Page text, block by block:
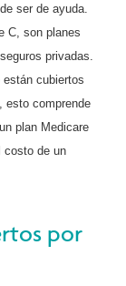
ser de ayuda.
C, son planes
privadas.
cubiertos
esto comprende
un plan Medicare
costo de un
por